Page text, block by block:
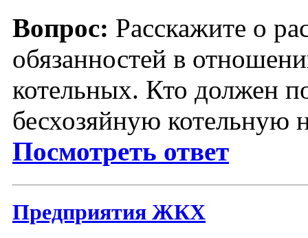
Вопрос: Расскажите о
обязанностей в
котельных. Кто должен
бесхозяйную котельную
Посмотреть ответ
Предприятия ЖКХ